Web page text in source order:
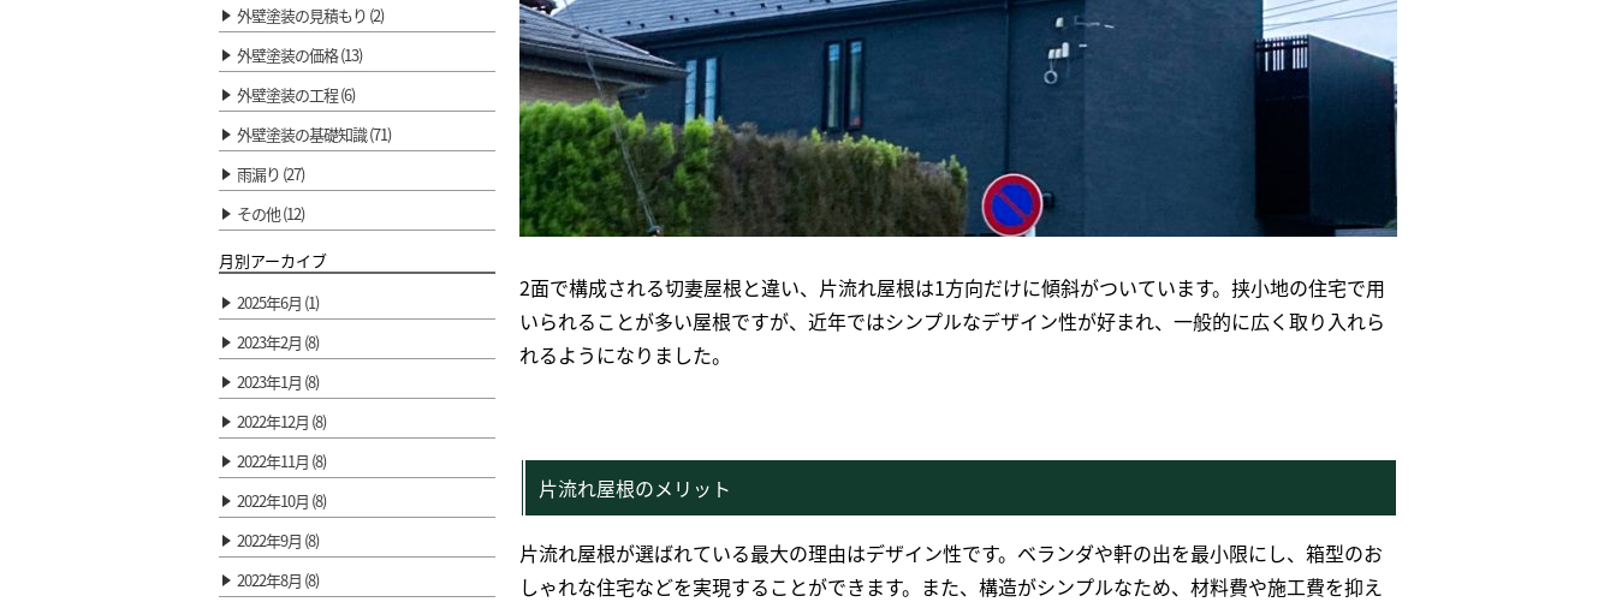
2面で構成される切妻屋根と違い、片流れ屋根は1方向だけに傾斜がついています。挟小地の住宅で用
いられることが多い屋根ですが、近年ではシンプルなデザイン性が好まれ、一般的に広く取り入れら
れるようになりました。
片流れ屋根のメリット
片流れ屋根が選ばれている最大の理由はデザイン性です。ベランダや軒の出を最小限にし、箱型のお
しゃれな住宅などを実現することができます。また、構造がシンプルなため、材料費や施工費を抑え
外壁塗装の見積もり (2)
外壁塗装の価格 (13)
外壁塗装の工程 (6)
外壁塗装の基礎知識 (71)
雨漏り (27)
その他 (12)
月別アーカイブ
2025年6月 (1)
2023年2月 (8)
2023年1月 (8)
2022年12月 (8)
2022年11月 (8)
2022年10月 (8)
2022年9月 (8)
2022年8月 (8)